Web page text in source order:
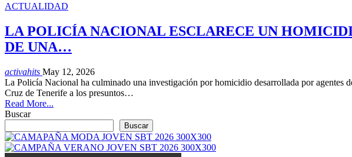
ACTUALIDAD
LA POLICÍA NACIONAL ESCLARECE UN
DE UNA…
activahits May 12, 2026
La Policía Nacional ha culminado una investigación por homicidio desarrollada por
Cruz de Tenerife a los presuntos…
Read More...
Buscar
Buscar